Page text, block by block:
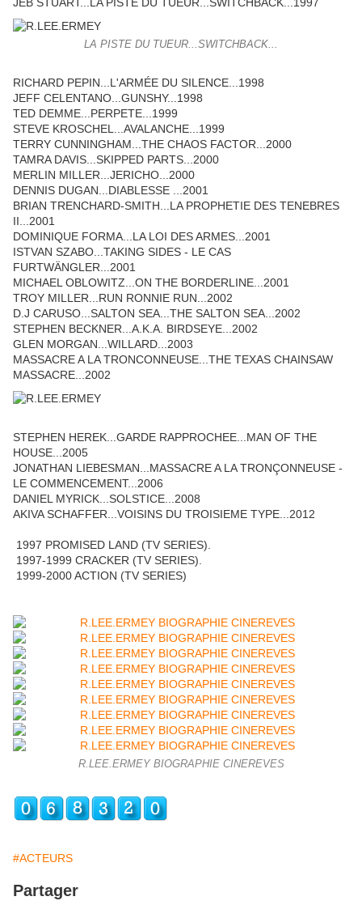
LA PISTE DU TUEUR...SWITCHBACK...
RICHARD PEPIN...L'ARMÉE DU SILENCE...1998
JEFF CELENTANO...GUNSHY...1998
TED DEMME...PERPETE...1999
STEVE KROSCHEL...AVALANCHE...1999
TERRY CUNNINGHAM...THE CHAOS FACTOR...2000
TAMRA DAVIS...SKIPPED PARTS...2000
MERLIN MILLER...JERICHO...2000
DENNIS DUGAN...DIABLESSE ...2001
BRIAN TRENCHARD-SMITH...LA PROPHETIE DES TENEBRES
II...2001
DOMINIQUE FORMA...LA LOI DES ARMES...2001
ISTVAN SZABO...TAKING SIDES - LE CAS
FURTWÄNGLER...2001
MICHAEL OBLOWITZ...ON THE BORDERLINE...2001
TROY MILLER...RUN RONNIE RUN...2002
D.J CARUSO...SALTON SEA...THE SALTON SEA...2002
STEPHEN BECKNER...A.K.A. BIRDSEYE...2002
GLEN MORGAN...WILLARD...2003
MASSACRE A LA TRONCONNEUSE...THE TEXAS CHAINSAW
MASSACRE...2002
STEPHEN HEREK...GARDE RAPPROCHEE...MAN OF THE
HOUSE...2005
JONATHAN LIEBESMAN...MASSACRE A LA TRONÇONNEUSE -
LE COMMENCEMENT...2006
DANIEL MYRICK...SOLSTICE...2008
AKIVA SCHAFFER...VOISINS DU TROISIEME TYPE...2012
1997 PROMISED LAND (TV SERIES).
1997-1999 CRACKER (TV SERIES).
1999-2000 ACTION (TV SERIES)
R.LEE.ERMEY BIOGRAPHIE CINEREVES
#ACTEURS
Partager